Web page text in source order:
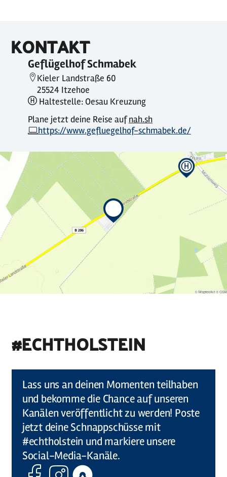
KONTAKT
Geflügelhof Schmabek
Kieler Landstraße 60
25524 Itzehoe
Haltestelle: Oesau Kreuzung
Plane jetzt deine Reise aufnah.sh
https://www.gefluegelhof-schmabek.de/
#ECHTHOLSTEIN
Lass uns an deinen Momenten teilhaben
und bekomme die Chance auf unseren
Kanälen veröffentlicht zu werden! Poste
jetzt deine Schnappschüsse mit
#echtholstein und markiere unsere
Social-Media-Kanäle.
FacebookInstagram
Komoot